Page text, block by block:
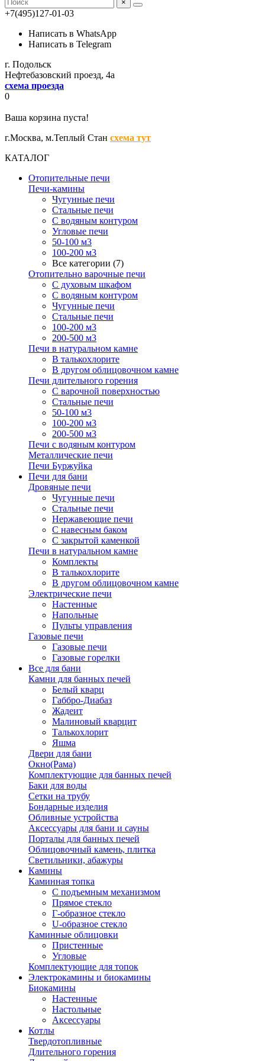
×
+7(495)127-01-03
Написать в WhatsApp
Написать в Telegram
г. Подольск
Нефтебазовский проезд, 4а
схема проезда
0
Ваша корзина пуста!
г.Москва, м.Теплый Стан схема тут
КАТАЛОГ
Отопительные печи
Печи-камины
Чугунные печи
Стальные печи
С водяным контуром
Угловые печи
50-100 м3
100-200 м3
Все категории (7)
Отопительно варочные печи
С духовым шкафом
С водяным контуром
Чугунные печи
Стальные печи
100-200 м3
200-500 м3
Печи в натуральном камне
В талькохлорите
В другом облицовочном камне
Печи длительного горения
С варочной поверхностью
Стальные печи
50-100 м3
100-200 м3
200-500 м3
Печи с водяным контуром
Металлические печи
Печи Буржуйка
Печи для бани
Дровяные печи
Чугунные печи
Стальные печи
Нержавеющие печи
С навесным баком
С закрытой каменкой
Печи в натуральном камне
Комплекты
В талькохлорите
В другом облицовочном камне
Электрические печи
Настенные
Напольные
Пульты управления
Газовые печи
Газовые печи
Газовые горелки
Все для бани
Камни для банных печей
Белый кварц
Габбро-Диабаз
Жадеит
Малиновый кварцит
Талькохлорит
Яшма
Двери для бани
Окно(Рама)
Комплектующие для банных печей
Баки для воды
Сетки на трубу
Бондарные изделия
Обливные устройства
Аксессуары для бани и сауны
Порталы для банных печей
Облицовочный камень, плитка
Светильники, абажуры
Камины
Каминная топка
С подъемным механизмом
Прямое стекло
Г-образное стекло
U-образное стекло
Каминные облицовки
Пристенные
Угловые
Комплектующие для топок
Электрокамины и биокамины
Биокамины
Настенные
Настольные
Аксессуары
Котлы
Твердотопливные
Длительного горения